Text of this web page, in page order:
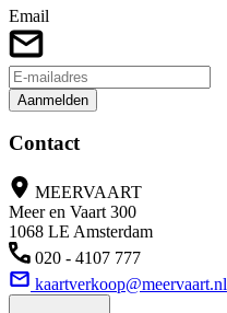
Email
Aanmelden
Contact
MEERVAART
Meer en Vaart 300
1068 LE Amsterdam
020 - 4107 777
kaartverkoop@meervaart.nl